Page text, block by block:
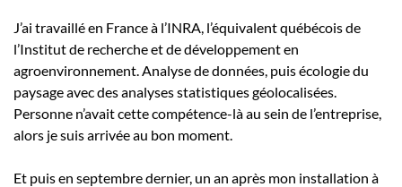
J’ai travaillé en France à l’INRA, l’équivalent québécois de
l’Institut de recherche et de développement en
agroenvironnement. Analyse de données, puis écologie du
paysage avec des analyses statistiques géolocalisées.
Personne n’avait cette compétence-là au sein de l’entreprise,
alors je suis arrivée au bon moment.
Et puis en septembre dernier, un an après mon installation à